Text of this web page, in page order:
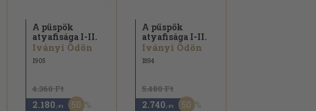
A püspök
atyafisága I-II.
Iványi Ödön
1905
4.360 Ft
2.180 ,-Ft 50
A püspök
atyafisága I-II.
Iványi Ödön
1894
5.480 Ft
2.740 ,-Ft 50